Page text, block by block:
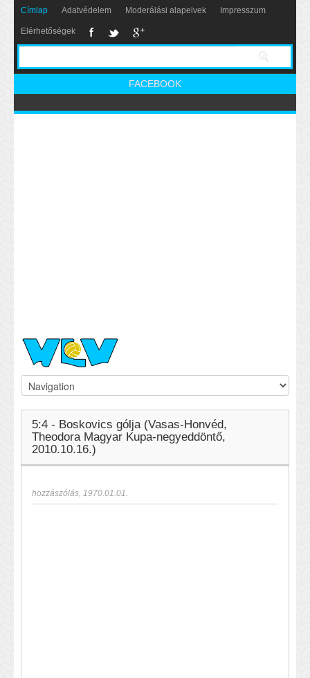
Címlap Adatvédelem Moderálási alapelvek Impresszum
Elérhetőségek
FACEBOOK
5:4 - Boskovics gólja (Vasas-Honvéd,
Theodora Magyar Kupa-negyeddöntő,
2010.10.16.)
hozzászólás, 1970.01.01.